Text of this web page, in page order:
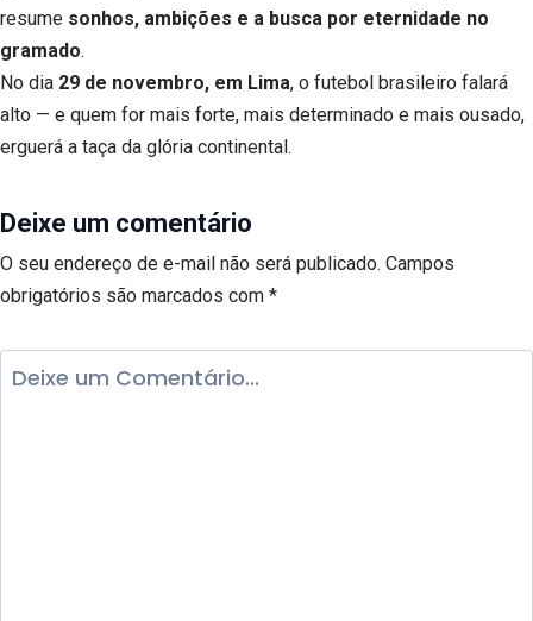
resume sonhos, ambições e a busca por eternidade no
gramado.
No dia 29 de novembro, em Lima, o futebol brasileiro falará
alto — e quem for mais forte, mais determinado e mais ousado,
erguerá a taça da glória continental.
Deixe um comentário
O seu endereço de e-mail não será publicado. Campos
obrigatórios são marcados com *